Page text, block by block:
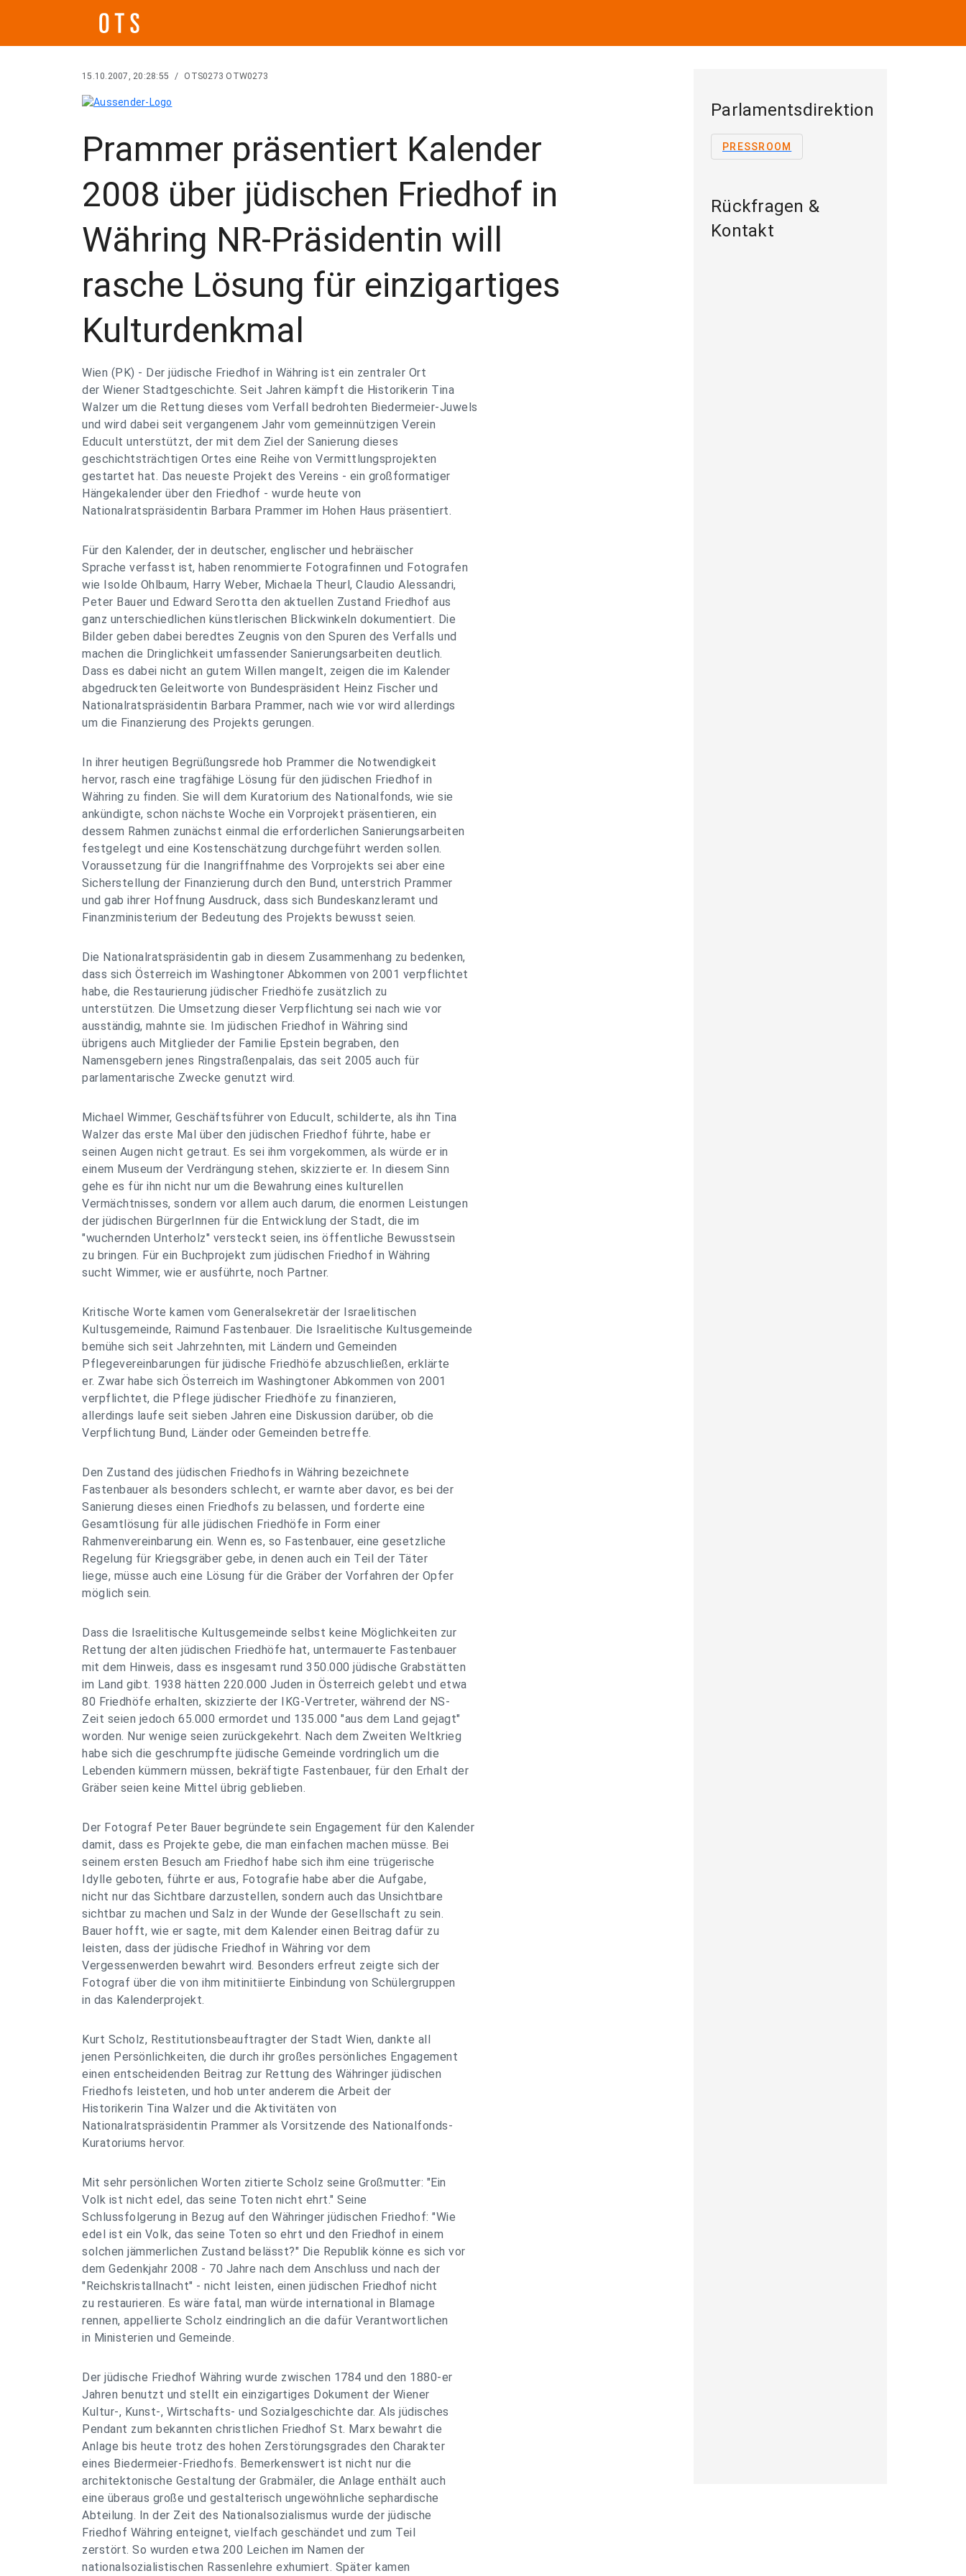
15.10.2007, 20:28:55 / OTS0273 OTW0273
Prammer präsentiert Kalender
2008 über jüdischen Friedhof in
Währing NR-Präsidentin will
rasche Lösung für einzigartiges
Kulturdenkmal
Wien (PK) - Der jüdische Friedhof in Währing ist ein zentraler Ort
der Wiener Stadtgeschichte. Seit Jahren kämpft die Historikerin Tina
Walzer um die Rettung dieses vom Verfall bedrohten Biedermeier-Juwels
und wird dabei seit vergangenem Jahr vom gemeinnützigen Verein
Educult unterstützt, der mit dem Ziel der Sanierung dieses
geschichtsträchtigen Ortes eine Reihe von Vermittlungsprojekten
gestartet hat. Das neueste Projekt des Vereins - ein großformatiger
Hängekalender über den Friedhof - wurde heute von
Nationalratspräsidentin Barbara Prammer im Hohen Haus präsentiert.
Für den Kalender, der in deutscher, englischer und hebräischer
Sprache verfasst ist, haben renommierte Fotografinnen und Fotografen
wie Isolde Ohlbaum, Harry Weber, Michaela Theurl, Claudio Alessandri,
Peter Bauer und Edward Serotta den aktuellen Zustand Friedhof aus
ganz unterschiedlichen künstlerischen Blickwinkeln dokumentiert. Die
Bilder geben dabei beredtes Zeugnis von den Spuren des Verfalls und
machen die Dringlichkeit umfassender Sanierungsarbeiten deutlich.
Dass es dabei nicht an gutem Willen mangelt, zeigen die im Kalender
abgedruckten Geleitworte von Bundespräsident Heinz Fischer und
Nationalratspräsidentin Barbara Prammer, nach wie vor wird allerdings
um die Finanzierung des Projekts gerungen.
In ihrer heutigen Begrüßungsrede hob Prammer die Notwendigkeit
hervor, rasch eine tragfähige Lösung für den jüdischen Friedhof in
Währing zu finden. Sie will dem Kuratorium des Nationalfonds, wie sie
ankündigte, schon nächste Woche ein Vorprojekt präsentieren, ein
dessem Rahmen zunächst einmal die erforderlichen Sanierungsarbeiten
festgelegt und eine Kostenschätzung durchgeführt werden sollen.
Voraussetzung für die Inangriffnahme des Vorprojekts sei aber eine
Sicherstellung der Finanzierung durch den Bund, unterstrich Prammer
und gab ihrer Hoffnung Ausdruck, dass sich Bundeskanzleramt und
Finanzministerium der Bedeutung des Projekts bewusst seien.
Die Nationalratspräsidentin gab in diesem Zusammenhang zu bedenken,
dass sich Österreich im Washingtoner Abkommen von 2001 verpflichtet
habe, die Restaurierung jüdischer Friedhöfe zusätzlich zu
unterstützen. Die Umsetzung dieser Verpflichtung sei nach wie vor
ausständig, mahnte sie. Im jüdischen Friedhof in Währing sind
übrigens auch Mitglieder der Familie Epstein begraben, den
Namensgebern jenes Ringstraßenpalais, das seit 2005 auch für
parlamentarische Zwecke genutzt wird.
Michael Wimmer, Geschäftsführer von Educult, schilderte, als ihn Tina
Walzer das erste Mal über den jüdischen Friedhof führte, habe er
seinen Augen nicht getraut. Es sei ihm vorgekommen, als würde er in
einem Museum der Verdrängung stehen, skizzierte er. In diesem Sinn
gehe es für ihn nicht nur um die Bewahrung eines kulturellen
Vermächtnisses, sondern vor allem auch darum, die enormen Leistungen
der jüdischen BürgerInnen für die Entwicklung der Stadt, die im
"wuchernden Unterholz" versteckt seien, ins öffentliche Bewusstsein
zu bringen. Für ein Buchprojekt zum jüdischen Friedhof in Währing
sucht Wimmer, wie er ausführte, noch Partner.
Kritische Worte kamen vom Generalsekretär der Israelitischen
Kultusgemeinde, Raimund Fastenbauer. Die Israelitische Kultusgemeinde
bemühe sich seit Jahrzehnten, mit Ländern und Gemeinden
Pflegevereinbarungen für jüdische Friedhöfe abzuschließen, erklärte
er. Zwar habe sich Österreich im Washingtoner Abkommen von 2001
verpflichtet, die Pflege jüdischer Friedhöfe zu finanzieren,
allerdings laufe seit sieben Jahren eine Diskussion darüber, ob die
Verpflichtung Bund, Länder oder Gemeinden betreffe.
Den Zustand des jüdischen Friedhofs in Währing bezeichnete
Fastenbauer als besonders schlecht, er warnte aber davor, es bei der
Sanierung dieses einen Friedhofs zu belassen, und forderte eine
Gesamtlösung für alle jüdischen Friedhöfe in Form einer
Rahmenvereinbarung ein. Wenn es, so Fastenbauer, eine gesetzliche
Regelung für Kriegsgräber gebe, in denen auch ein Teil der Täter
liege, müsse auch eine Lösung für die Gräber der Vorfahren der Opfer
möglich sein.
Dass die Israelitische Kultusgemeinde selbst keine Möglichkeiten zur
Rettung der alten jüdischen Friedhöfe hat, untermauerte Fastenbauer
mit dem Hinweis, dass es insgesamt rund 350.000 jüdische Grabstätten
im Land gibt. 1938 hätten 220.000 Juden in Österreich gelebt und etwa
80 Friedhöfe erhalten, skizzierte der IKG-Vertreter, während der NS-
Zeit seien jedoch 65.000 ermordet und 135.000 "aus dem Land gejagt"
worden. Nur wenige seien zurückgekehrt. Nach dem Zweiten Weltkrieg
habe sich die geschrumpfte jüdische Gemeinde vordringlich um die
Lebenden kümmern müssen, bekräftigte Fastenbauer, für den Erhalt der
Gräber seien keine Mittel übrig geblieben.
Der Fotograf Peter Bauer begründete sein Engagement für den Kalender
damit, dass es Projekte gebe, die man einfachen machen müsse. Bei
seinem ersten Besuch am Friedhof habe sich ihm eine trügerische
Idylle geboten, führte er aus, Fotografie habe aber die Aufgabe,
nicht nur das Sichtbare darzustellen, sondern auch das Unsichtbare
sichtbar zu machen und Salz in der Wunde der Gesellschaft zu sein.
Bauer hofft, wie er sagte, mit dem Kalender einen Beitrag dafür zu
leisten, dass der jüdische Friedhof in Währing vor dem
Vergessenwerden bewahrt wird. Besonders erfreut zeigte sich der
Fotograf über die von ihm mitinitiierte Einbindung von Schülergruppen
in das Kalenderprojekt.
Kurt Scholz, Restitutionsbeauftragter der Stadt Wien, dankte all
jenen Persönlichkeiten, die durch ihr großes persönliches Engagement
einen entscheidenden Beitrag zur Rettung des Währinger jüdischen
Friedhofs leisteten, und hob unter anderem die Arbeit der
Historikerin Tina Walzer und die Aktivitäten von
Nationalratspräsidentin Prammer als Vorsitzende des Nationalfonds-
Kuratoriums hervor.
Mit sehr persönlichen Worten zitierte Scholz seine Großmutter: "Ein
Volk ist nicht edel, das seine Toten nicht ehrt." Seine
Schlussfolgerung in Bezug auf den Währinger jüdischen Friedhof: "Wie
edel ist ein Volk, das seine Toten so ehrt und den Friedhof in einem
solchen jämmerlichen Zustand belässt?" Die Republik könne es sich vor
dem Gedenkjahr 2008 - 70 Jahre nach dem Anschluss und nach der
"Reichskristallnacht" - nicht leisten, einen jüdischen Friedhof nicht
zu restaurieren. Es wäre fatal, man würde international in Blamage
rennen, appellierte Scholz eindringlich an die dafür Verantwortlichen
in Ministerien und Gemeinde.
Der jüdische Friedhof Währing wurde zwischen 1784 und den 1880-er
Jahren benutzt und stellt ein einzigartiges Dokument der Wiener
Kultur-, Kunst-, Wirtschafts- und Sozialgeschichte dar. Als jüdisches
Pendant zum bekannten christlichen Friedhof St. Marx bewahrt die
Anlage bis heute trotz des hohen Zerstörungsgrades den Charakter
eines Biedermeier-Friedhofs. Bemerkenswert ist nicht nur die
architektonische Gestaltung der Grabmäler, die Anlage enthält auch
eine überaus große und gestalterisch ungewöhnliche sephardische
Abteilung. In der Zeit des Nationalsozialismus wurde der jüdische
Friedhof Währing enteignet, vielfach geschändet und zum Teil
zerstört. So wurden etwa 200 Leichen im Namen der
nationalsozialistischen Rassenlehre exhumiert. Später kamen
Parlamentsdirektion
PRESSROOM
Rückfragen &
Kontakt